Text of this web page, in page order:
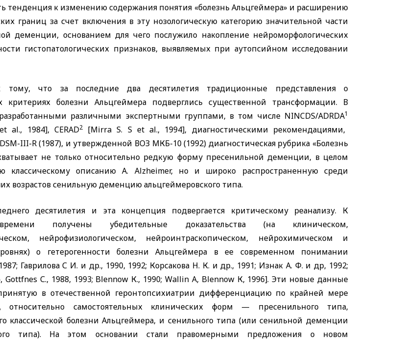
тенденция к изменению содержания понятия «болезнь Альцгеймера» и расширению
границ за счет включения в эту нозологическую категорию значительной части
деменции, основанием для чего послужило накопление нейроморфологических
гистопатологических признаков, выявляемых при аутопсийном исследовании
что за последние два десятилетия традиционные представления о
критериях болезни Альцгеймера подверглись существенной трансформации. В
различными экспертными группами, в том числе NINCDS/ADRDA1
al., 1984], CERAD2[Mirra S. S et al., 1994], диагностическими рекомендациями,
DSM-III-R(1987), и утвержденной ВОЗ МКБ-10 (1992) диагностическая рубрика «Болезнь
не только относительно редкую форму пресенильной деменции, в целом
классическому описаниюA. Alzheimer, но и широко распространенную среди
возрастов сенильную деменцию альцгеймеровского типа.
десятилетия и эта концепция подвергается критическому реанализу. К
получены убедительные доказательства (на клиническом,
нейрофизиологическом, нейроинтраскопическом, нейрохимическом и
о гетерогенности болезни Альцгеймера в ее современном понимании
Гаврилова С И. и др., 1990, 1992; Корсакова Н. К. и др., 1991; Изнак А. Ф. и др, 1992;
Gottfnes С., 1988, 1993; Blennow К., 1990;Wallin A, Blennow К, 1996]. Эти новые данные
в отечественной геронтопсихиатрии дифференциацию по крайней мере
относительно самостоятельных клинических форм — пресенильного типа,
классической болезни Альцгеймера, и сенильного типа (или сенильной деменции
типа). На этом основании стали правомерными предложения о новом